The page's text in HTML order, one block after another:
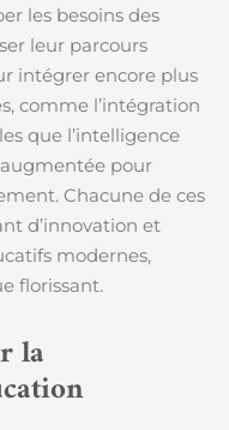
les besoins des
leur parcours
intégrer encore plus
comme l’intégration
que l’intelligence
pour
Chacune de ces
d’innovation et
modernes,
florissant.
la